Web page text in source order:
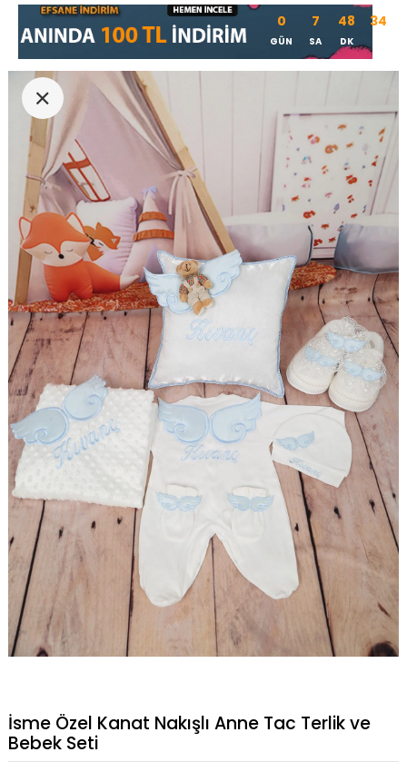
0
GÜN
7
SA
48
DK
33
İsme Özel Kanat Nakışlı Anne Tac Terlik ve
Bebek Seti